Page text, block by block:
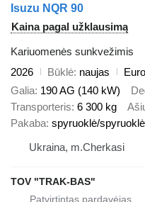
Isuzu NQR 90
Kaina pagal užklausimą
Kariuomenės sunkvežimis
2026
Būklė naujas
Galia 190 AG (140 kW)
Transporteris 6 300 kg
Pakaba spyruoklė/spyruoklė
Ukraina, m.Cherkasi
TOV "TRAK-BAS"